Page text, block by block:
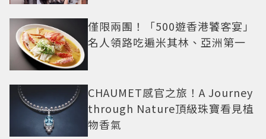
僅限兩團！「500遊香港饕客宴」
名人領路吃遍米其林、亞洲第一
CHAUMET感官之旅！A Journey
through Nature頂級珠寶看見植
物香氣